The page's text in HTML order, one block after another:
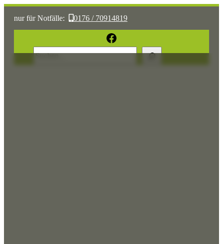
nur für Notfälle: 0176 / 70914819
Sonst: tierhilfe.wolfsburg@t-online.de
Facebook